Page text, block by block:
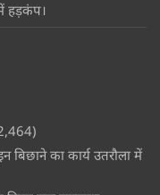
हड़कंप।
बिछाने का कार्य उतरौला में